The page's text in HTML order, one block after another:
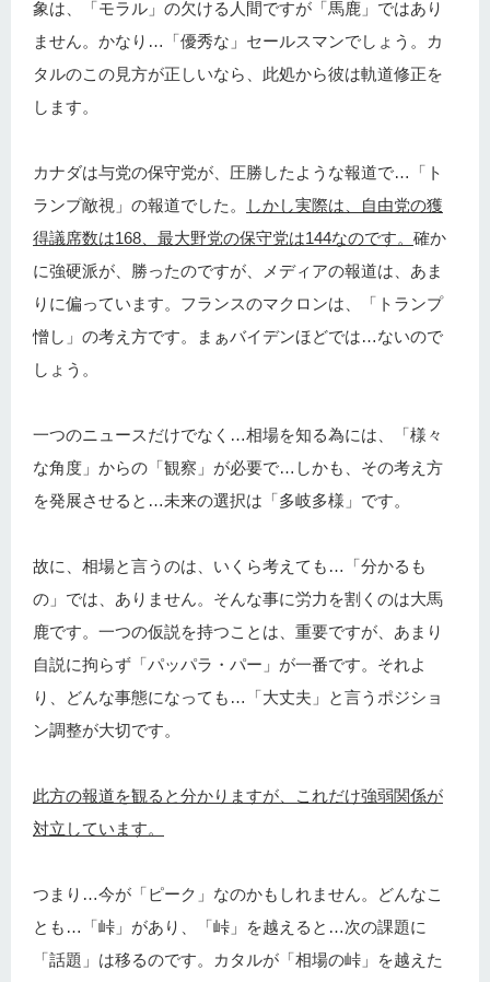
象は、「モラル」の欠ける人間ですが「馬鹿」ではあり
ません。かなり…「優秀な」セールスマンでしょう。カ
タルのこの見方が正しいなら、此処から彼は軌道修正を
します。
カナダは与党の保守党が、圧勝したような報道で…「ト
ランプ敵視」の報道でした。
しかし実際は、自由党の獲
得議席数は168、最大野党の保守党は144なのです。 確か
に強硬派が、勝ったのですが、メディアの報道は、あま
りに偏っています。フランスのマクロンは、「トランプ
憎し」の考え方です。まぁバイデンほどでは…ないので
しょう。
一つのニュースだけでなく…相場を知る為には、「様々
な角度」からの「観察」が必要で…しかも、その考え方
を発展させると…未来の選択は「多岐多様」です。
故に、相場と言うのは、いくら考えても…「分かるも
の」では、ありません。そんな事に労力を割くのは大馬
鹿です。一つの仮説を持つことは、重要ですが、あまり
自説に拘らず「パッパラ・パー」が一番です。それよ
り、どんな事態になっても…「大丈夫」と言うポジショ
ン調整が大切です。
此方の報道を観ると分かりますが、これだけ強弱関係が
対立しています。
つまり…今が「ピーク」なのかもしれません。どんなこ
とも…「峠」があり、「峠」を越えると…次の課題に
「話題」は移るのです。カタルが「相場の峠」を越えた